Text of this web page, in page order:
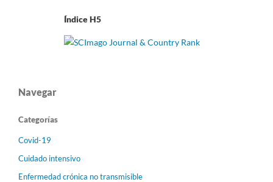
Índice H5
Navegar
Categorías
Covid-19
Cuidado intensivo
Enfermedad crónica no transmisible